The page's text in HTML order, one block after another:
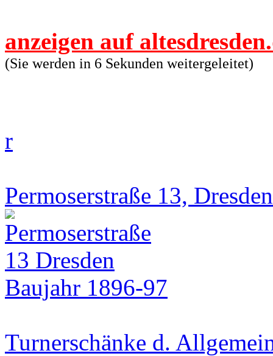
anzeigen auf
(Sie werden in 6 Sekunden weitergeleitet)
r
Permoserstraße 13, Dresden
Baujahr 1896-97
Turnerschänke d.